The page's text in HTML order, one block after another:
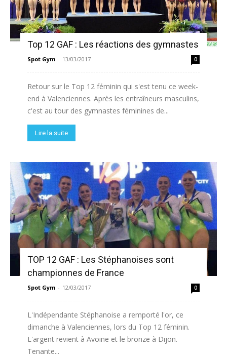
Top 12 GAF : Les réactions des gymnastes
Spot Gym - 13/03/2017 0
Retour sur le Top 12 féminin qui s'est tenu ce week-
end à Valenciennes. Après les entraîneurs masculins,
c'est au tour des gymnastes féminines de...
Lire la suite
TOP 12 GAF : Les Stéphanoises sont
championnes de France
Spot Gym - 12/03/2017 0
L'Indépendante Stéphanoise a remporté l'or, ce
dimanche à Valenciennes, lors du Top 12 féminin.
L'argent revient à Avoine et le bronze à Dijon.
Tenante...